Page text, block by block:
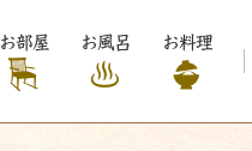
お部屋 お風呂
お料理